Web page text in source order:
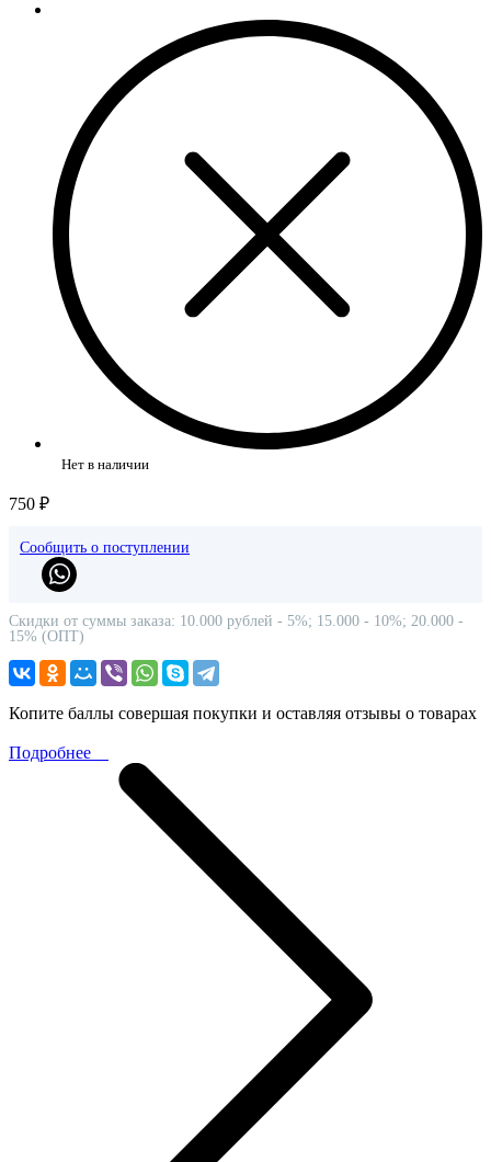
Нет в наличии
750 ₽
Сообщить о поступлении
Скидки от суммы заказа: 10.000 рублей - 5%; 15.000 - 10%; 20.000 -
15% (ОПТ)
Копите баллы совершая покупки и оставляя отзывы о товарах
Подробнее